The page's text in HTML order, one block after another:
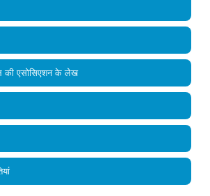
की एसोसिएशन के लेख